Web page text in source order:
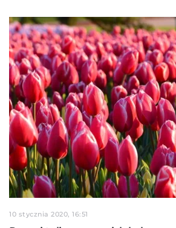
10 stycznia 2020, 16:51